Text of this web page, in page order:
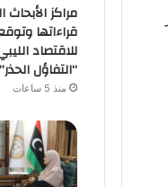
مراكز الأبحاث
قراءاتها
للاقتصاد
“التفاؤل الحذر”
منذ 5 ساعات